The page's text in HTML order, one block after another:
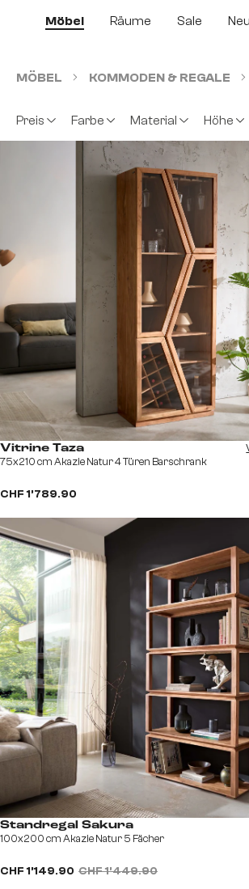
Hauptinhalt springen
Zur Suche springen
Zur Hauptnavigation springen
Möbel Räume Sale
MÖBEL KOMMODEN & REGALE
Preis Farbe Material Höhe
Vitrine Taza
75x210 cm Akazie Natur 4 Türen Barschrank
CHF 1’789.90
Standregal Sakura
100x200 cm Akazie Natur 5 Fächer
CHF 1’149.90 CHF 1’449.90